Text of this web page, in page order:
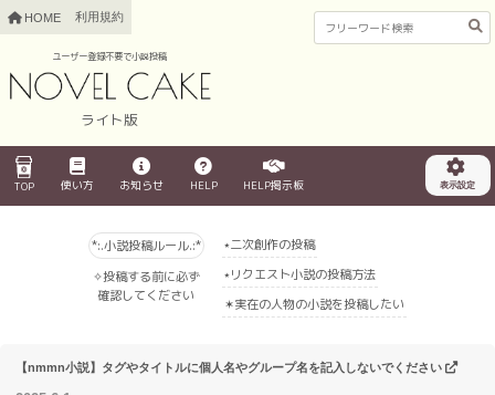
HOME 利用規約
ユーザー登録不要で小説投稿
ライト版
TOP 使い方 お知らせ HELP HELP掲示板 表示設定
*:.小説投稿ルール.:*
✧投稿する前に必ず
確認してください
⭑二次創作の投稿
⭑リクエスト小説の投稿方法
✶実在の人物の小説を投稿したい
【nmmn小説】タグやタイトルに個人名やグループ名を記入しないでください